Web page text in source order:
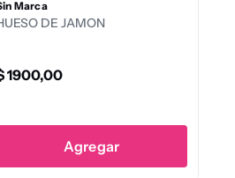
Marca
DE JAMON
1900,00
Agregar